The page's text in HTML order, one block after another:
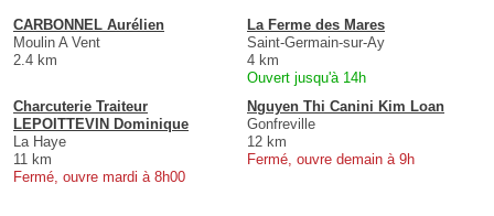
CARBONNEL Aurélien
Moulin A Vent
2.4 km
La Ferme des Mares
Saint-Germain-sur-Ay
4 km
Ouvert jusqu'à 14h
Charcuterie Traiteur
LEPOITTEVIN Dominique
La Haye
11 km
Fermé, ouvre mardi à 8h00
Nguyen Thi Canini Kim Loan
Gonfreville
12 km
Fermé, ouvre demain à 9h